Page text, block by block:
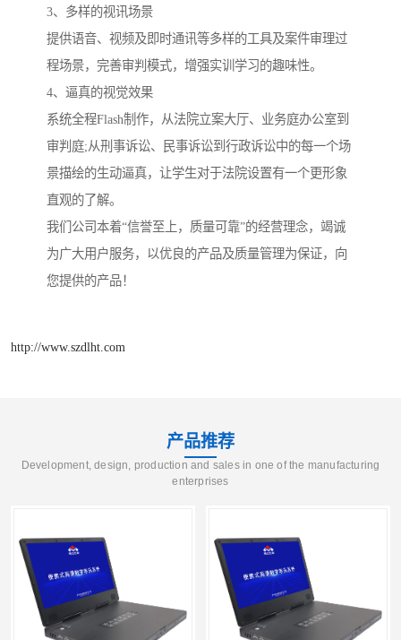
3、多样的视讯场景
提供语音、视频及即时通讯等多样的工具及案件审理过
程场景，完善审判模式，增强实训学习的趣味性。
4、逼真的视觉效果
系统全程Flash制作，从法院立案大厅、业务庭办公室到
审判庭;从刑事诉讼、民事诉讼到行政诉讼中的每一个场
景描绘的生动逼真，让学生对于法院设置有一个更形象
直观的了解。
我们公司本着“信誉至上，质量可靠”的经营理念，竭诚
为广大用户服务，以优良的产品及质量管理为保证，向
您提供的产品！
http://www.szdlht.com
产品推荐
Development, design, production and sales in one of the manufacturing
enterprises